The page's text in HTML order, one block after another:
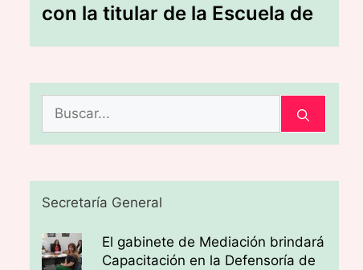
con la titular de la Escuela de
Secretaría General
El gabinete de Mediación brindará
Capacitación en la Defensoría de